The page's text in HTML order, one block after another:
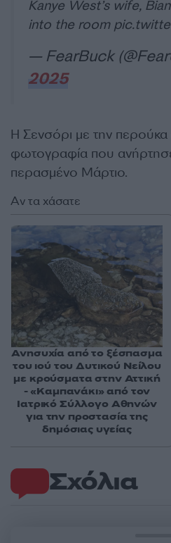
Kanye West’s wife,
into the room
— FearBuck
2025
Η Σενσόρι με την περούκα
φωτογραφία που
περασμένο Μάρτιο.
Σχόλια
Αν τα χάσατε
Ανησυχία από το ξέσπασμα
του ιού του Δυτικού Νείλου
με κρούσματα στην Αττική
- «Καμπανάκι» από τον
Ιατρικό Σύλλογο Αθηνών
για την προστασία της
δημόσιας υγείας